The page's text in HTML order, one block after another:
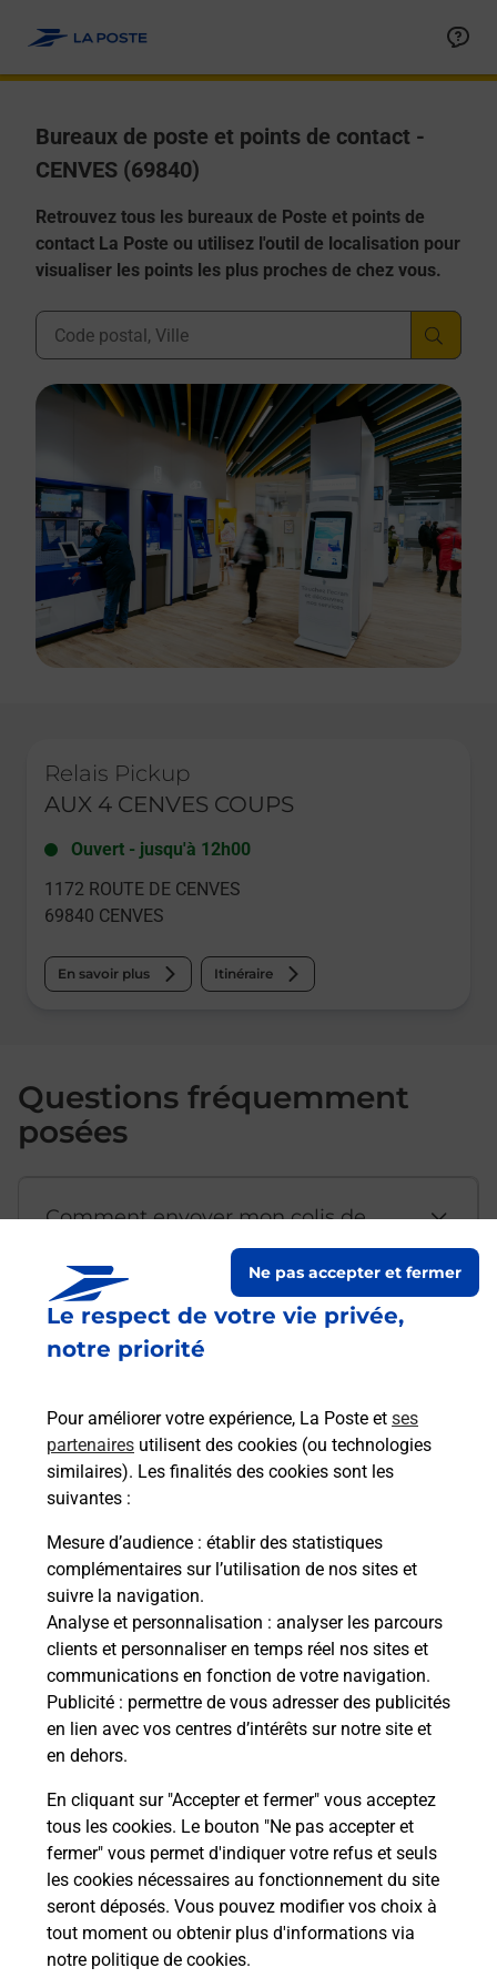
Le respect de votre vie privée,
notre priorité
Pour améliorer votre expérience, La Poste et ses
partenaires utilisent des cookies (ou technologies
similaires). Les finalités des cookies sont les
suivantes :
Mesure d’audience : établir des statistiques
complémentaires sur l’utilisation de nos sites et
suivre la navigation.
Analyse et personnalisation : analyser les parcours
clients et personnaliser en temps réel nos sites et
communications en fonction de votre navigation.
Publicité : permettre de vous adresser des publicités
en lien avec vos centres d’intérêts sur notre site et
en dehors.
En cliquant sur "Accepter et fermer" vous acceptez
tous les cookies. Le bouton "Ne pas accepter et
fermer" vous permet d'indiquer votre refus et seuls
les cookies nécessaires au fonctionnement du site
seront déposés. Vous pouvez modifier vos choix à
tout moment ou obtenir plus d'informations via
notre politique de cookies.
Ne pas accepter et fermer
Bureaux de poste et points de contact -
CENVES (69840)
Retrouvez tous les bureaux de Poste et points de
contact La Poste ou utilisez l'outil de localisation pour
visualiser les points les plus proches de chez vous.
Ville, Département, Code Postal
Relais Pickup
AUX 4 CENVES COUPS
Ouvert - jusqu'à 12h00
1172 ROUTE DE CENVES
69840 CENVES
En savoir plus Itinéraire
Questions fréquemment
posées
Comment envoyer mon colis de
Est-il possible d’acheter un
emballage directement depuis un
Comment demander une
modification de livraison ?
Comment La Poste participe-t-elle
à votre sécurité au quotidien ?
Puis-je passer mon code de la route
avec La Poste et sous quelles
conditions ?
Localiser Liste Rhône CENVES